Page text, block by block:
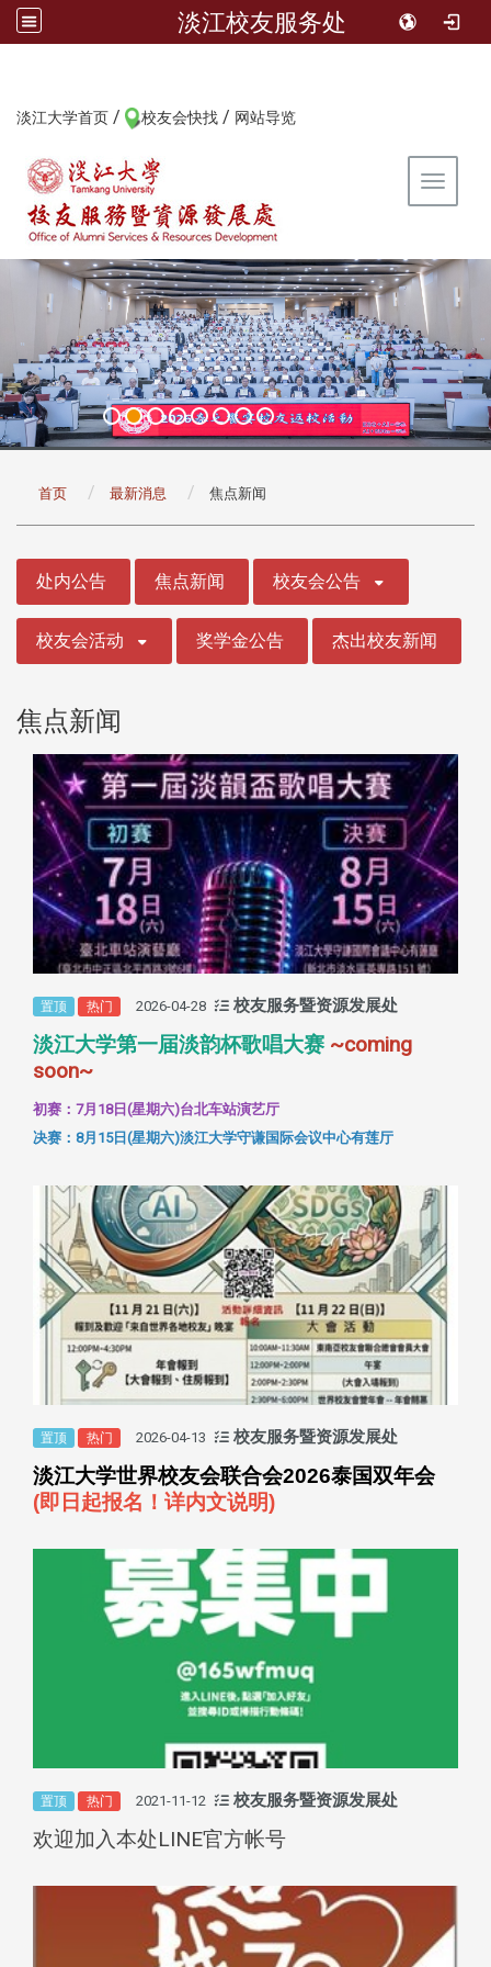
淡江校友服务处
淡江大学首页 / 校友会快找 / 网站导览
Toggle
首页 最新消息 焦点新闻
处内公告 焦点新闻 校友会公告
校友会活动 奖学金公告 杰出校友新闻
焦点新闻
置顶 热门 2026-04-28 校友服务暨资源发展处
淡江大学第一届淡韵杯歌唱大赛 ~coming
soon~
初赛：7月18日(星期六)台北车站演艺厅
决赛：8月15日(星期六)淡江大学守谦国际会议中心有莲厅
置顶 热门 2026-04-13 校友服务暨资源发展处
淡江大学世界校友会联合会2026泰国双年会
(即日起报名！详内文说明)
置顶 热门 2021-11-12 校友服务暨资源发展处
欢迎加入本处LINE官方帐号